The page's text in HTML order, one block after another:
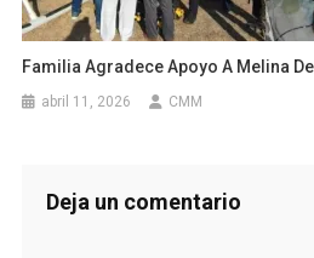
Familia Agradece Apoyo A Melina
abril 11, 2026 CMM
Deja un comentario